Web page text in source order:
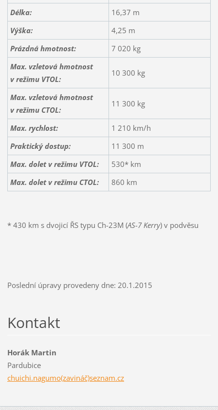
Délka:
16,37 m
Výška:
4,25 m
Prázdná hmotnost:
7 020 kg
Max. vzletová hmotnost
v režimu VTOL:
10 300 kg
Max. vzletová hmotnost
v režimu CTOL:
11 300 kg
Max. rychlost:
1 210 km/h
Praktický dostup:
11 300 m
Max. dolet v režimu VTOL:
530* km
Max. dolet v režimu CTOL:
860 km
* 430 km s dvojicí ŘS typu Ch-23M (AS-7 Kerry) v podvěsu
Poslední úpravy provedeny dne: 20.1.2015
Kontakt
Horák Martin
Pardubice
chuichi.nagumo(zavináč)seznam.cz